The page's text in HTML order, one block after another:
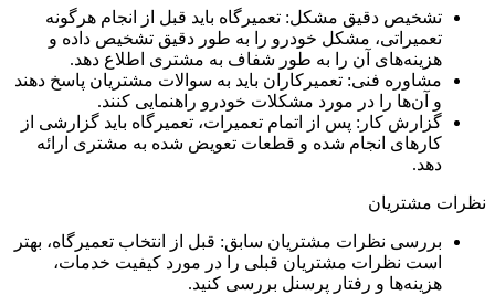
تشخیص دقیق مشکل: تعمیرگاه باید قبل از انجام هرگونه
تعمیراتی، مشکل خودرو را به طور دقیق تشخیص داده و
هزینه‌های آن را به طور شفاف به مشتری اطلاع دهد.
مشاوره فنی: تعمیرکاران باید به سوالات مشتریان پاسخ دهند
و آن‌ها را در مورد مشکلات خودرو راهنمایی کنند.
گزارش کار: پس از اتمام تعمیرات، تعمیرگاه باید گزارشی از
کارهای انجام شده و قطعات تعویض شده به مشتری ارائه
دهد.
نظرات مشتریان
بررسی نظرات مشتریان سابق: قبل از انتخاب تعمیرگاه، بهتر
است نظرات مشتریان قبلی را در مورد کیفیت خدمات،
هزینه‌ها و رفتار پرسنل بررسی کنید.